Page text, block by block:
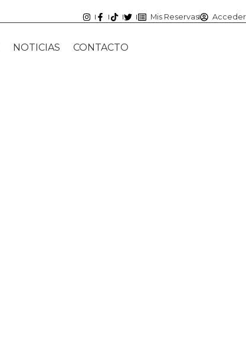
Mis Reservas
Acceder
NOTICIAS CONTACTO